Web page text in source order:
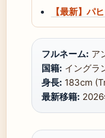
【最新】パ
フルネーム: ア
国籍: イングラ
身長: 183cm
最新移籍: